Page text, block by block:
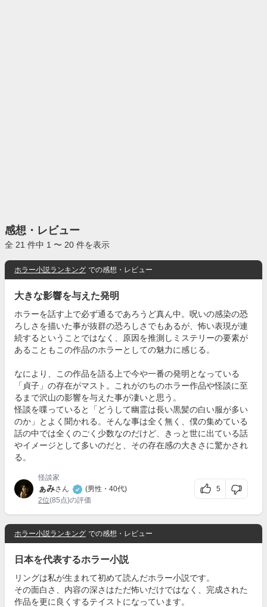
感想・レビュー
全 21 件中 1 〜 20 件を表示
ホラー小説ランキング での感想・レビュー
大きな影響を与えた発明
ホラーを話す上で必ず通るであろうど真ん中。呪いの感染の恐
ろしさを描いた事が抜群の恐ろしさでもあるが、怖い表現が連
続するということではなく、原因を推測しミステリーの要素が
あることもこの作品のホラーとしての魅力に感じる。
なにより、この作品を語る上で今や一番の発明となっている
「貞子」の存在がマスト。これがのちのホラー作品や怪談に至
るまで沢山の影響を与えた事が凄いと思う。
怪談を喋っていると「どうして幽霊は長い黒髪の白い服が多い
のか」とよく聞かれる。そんな事は全く無く、僕の集めている
話の中では全くのごく少数なのだけど、きっと世に出ている話
やイメージとして多いのだと、その存在感の大きさに驚かされ
る。
怪談家
ぁみさん
(男性・40代)
2位(85点)の評価
5
ホラー小説ランキング での感想・レビュー
日本を代表するホラー小説
リングは私が生まれて初めて読んだホラー小説です。
その面白さ、内容の深さはただ怖いだけではなく、完成された
作品を更に良くするテイストになっています。